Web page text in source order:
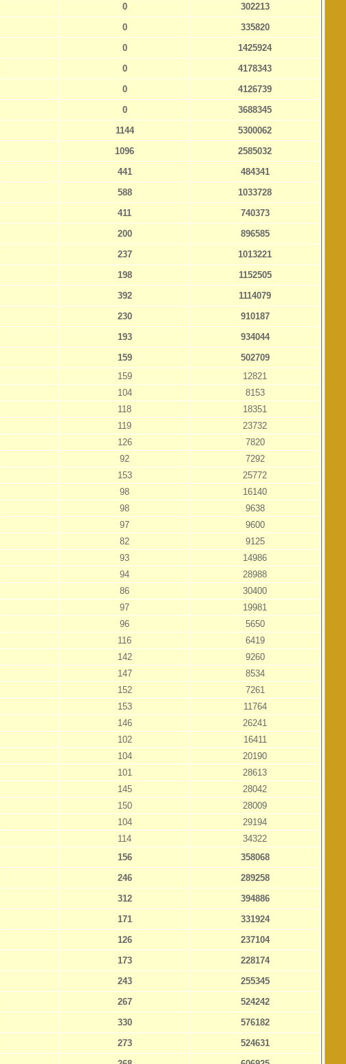
0
302213
0
335820
0
1425924
0
4178343
0
4126739
0
3688345
1144
5300062
1096
2585032
441
484341
588
1033728
411
740373
200
896585
237
1013221
198
1152505
392
1114079
230
910187
193
934044
159
502709
159
12821
104
8153
118
18351
119
23732
126
7820
92
7292
153
25772
98
16140
98
9638
97
9600
82
9125
93
14986
94
28988
86
30400
97
19981
96
5650
116
6419
142
9260
147
8534
152
7261
153
11764
146
26241
102
16411
104
20190
101
28613
145
28042
150
28009
104
29194
114
34322
156
358068
246
289258
312
394886
171
331924
126
237104
173
228174
243
255345
267
524242
330
576182
273
524631